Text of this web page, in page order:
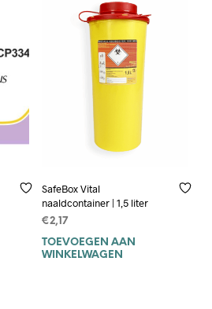
SafeBox Vital
naaldcontainer | 1,5 liter
€2,17
TOEVOEGEN AAN
WINKELWAGEN